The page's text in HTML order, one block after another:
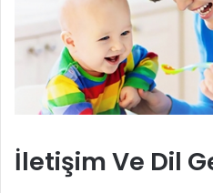
İletişim Ve Dil